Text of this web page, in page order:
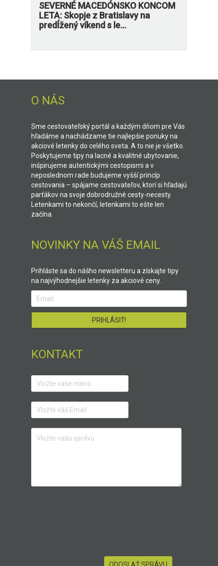
SEVERNÉ MACEDÓNSKO KONCOM
LETA: Skopje z Bratislavy na
predĺžený víkend s le...
O NÁS
Sme cestovateľský portál a každým dňom pre Vás
hľadáme a nachádzame tie najlepšie ponuky na
akciové letenky do celého sveta. A to nie je všetko.
Poskytujeme tipy na lacné a kvalitné ubytovanie,
inšpirujeme autentickými cestopismi a v
neposlednom rade budujeme vyšší princíp
cestovania – spájame cestovateľov, ktorí si hľadajú
parťákov na svoje dobrodružné cesty-necesty.
Letenkami to nekončí, letenkami to ešte len
začína.
NOVINKY NA VÁŠ EMAIL
Prihláste sa do nášho newsletteru a získajte tipy
na najvýhodnejšie letenky za akciové ceny.
KONTAKT